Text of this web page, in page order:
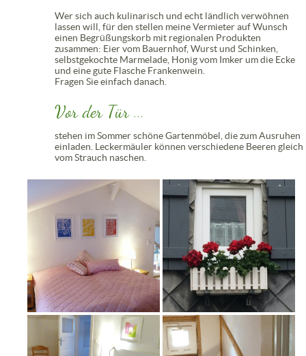
Wer sich auch kulinarisch und echt ländlich verwöhnen
lassen will, für den stellen meine Vermieter auf Wunsch
einen Begrüßungskorb mit regionalen Produkten
zusammen: Eier vom Bauernhof, Wurst und Schinken,
selbstgekochte Marmelade, Honig vom Imker um die Ecke
und eine gute Flasche Frankenwein.
Fragen Sie einfach danach.
Vor der Tür ...
stehen im Sommer schöne Gartenmöbel, die zum Ausruhen
einladen. Leckermäuler können verschiedene Beeren gleich
vom Strauch naschen.